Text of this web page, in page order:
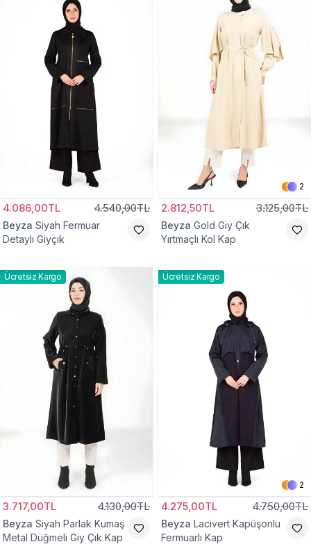
4.086,00TL 4.540,00TL
Beyza Siyah Fermuar
Detaylı Giyçık
2
2.812,50TL 3.125,00TL
Beyza Gold Giy Çık
Yırtmaçlı Kol Kap
Ücretsiz Kargo
3.717,00TL 4.130,00TL
Beyza Siyah Parlak Kumaş
Metal Düğmeli Giy Çık Kap
Ücretsiz Kargo
2
4.275,00TL 4.750,00TL
Beyza Lacivert Kapüşonlu
Fermuarlı Kap